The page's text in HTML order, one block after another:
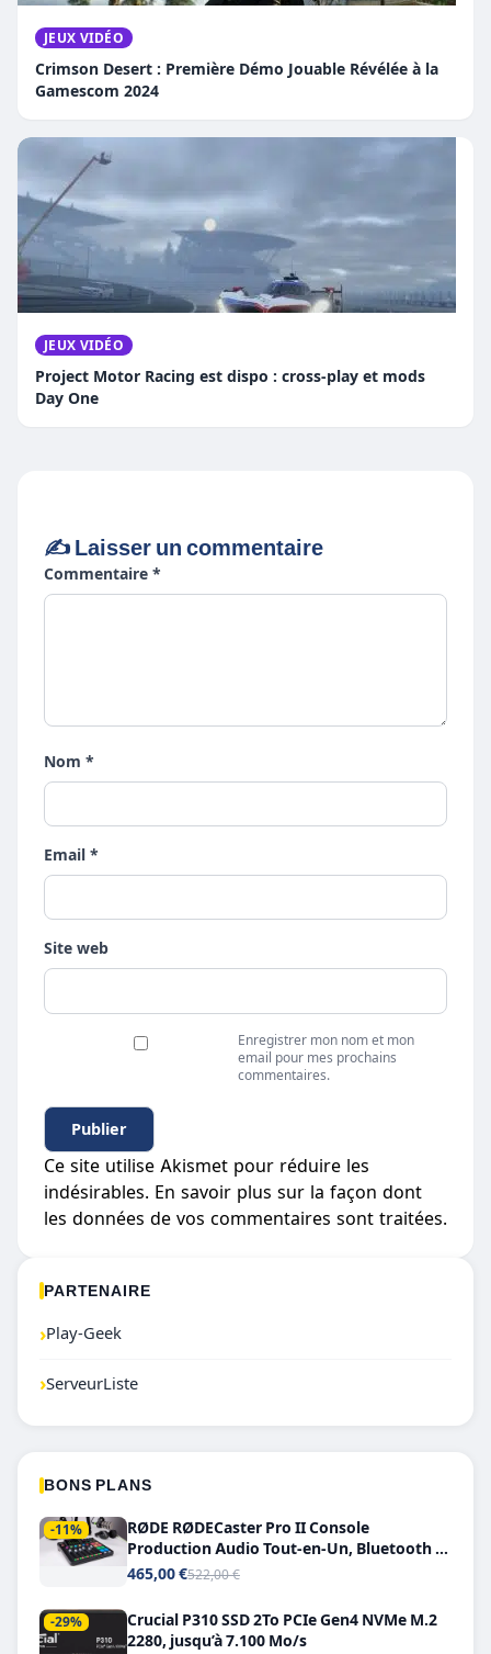
JEUX VIDÉO
Crimson Desert : Première Démo Jouable Révélée à la
Gamescom 2024
JEUX VIDÉO
Project Motor Racing est dispo : cross-play et mods
Day One
✍️ Laisser un commentaire
Commentaire *
Nom *
Email *
Site web
Enregistrer mon nom et mon
email pour mes prochains
commentaires.
Ce site utilise Akismet pour réduire les
indésirables. En savoir plus sur la façon dont
les données de vos commentaires sont traitées.
PARTENAIRE
›Play-Geek
›ServeurListe
BONS PLANS
-11%
RØDE RØDECaster Pro II Console
Production Audio Tout-en-Un, Bluetooth et
Double USB-C
465,00 €522,00 €
-29%
Crucial P310 SSD 2To PCIe Gen4 NVMe M.2
2280, jusqu’à 7.100 Mo/s